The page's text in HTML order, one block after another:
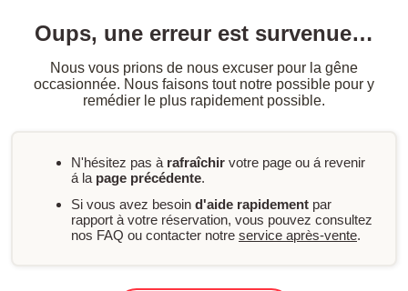
Oups, une erreur est survenue…
Nous vous prions de nous excuser pour la gêne
occasionnée. Nous faisons tout notre possible pour y
remédier le plus rapidement possible.
N'hésitez pas à rafraîchir votre page ou á revenir
á la page précédente.
Si vous avez besoin d'aide rapidement par
rapport à votre réservation, vous pouvez consultez
nos FAQ ou contacter notre service après-vente.